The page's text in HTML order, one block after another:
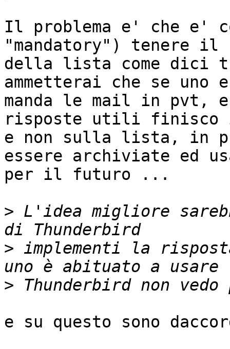
Il problema e' che e'
"mandatory") tenere il
della lista come dici
ammetterai che se uno
manda le mail in pvt,
risposte utili finisco
e non sulla lista, in
essere archiviate ed
per il futuro ...
> L'idea migliore
> implementi la
>
e su questo sono